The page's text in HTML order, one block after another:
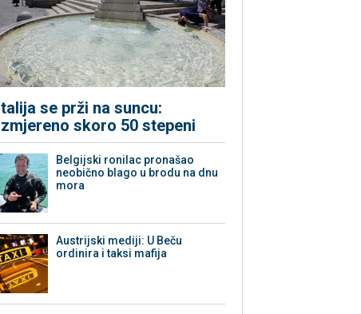
Italija se prži na suncu:
Izmjereno skoro 50 stepeni
Belgijski ronilac pronašao
neobično blago u brodu na dnu
mora
Austrijski mediji: U Beču
ordinira i taksi mafija